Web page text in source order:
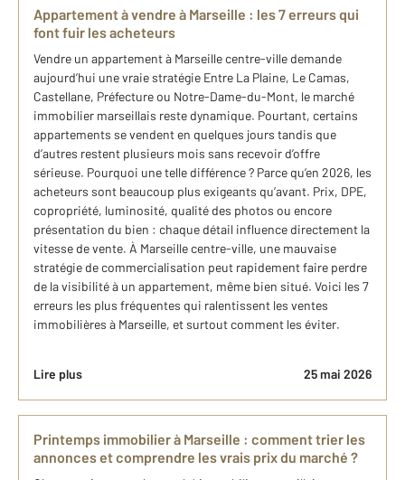
Appartement à vendre à Marseille : les 7 erreurs qui
font fuir les acheteurs
Vendre un appartement à Marseille centre-ville demande
aujourd’hui une vraie stratégie Entre La Plaine, Le Camas,
Castellane, Préfecture ou Notre-Dame-du-Mont, le marché
immobilier marseillais reste dynamique. Pourtant, certains
appartements se vendent en quelques jours tandis que
d’autres restent plusieurs mois sans recevoir d’offre
sérieuse. Pourquoi une telle différence ? Parce qu’en 2026, les
acheteurs sont beaucoup plus exigeants qu’avant. Prix, DPE,
copropriété, luminosité, qualité des photos ou encore
présentation du bien : chaque détail influence directement la
vitesse de vente. À Marseille centre-ville, une mauvaise
stratégie de commercialisation peut rapidement faire perdre
de la visibilité à un appartement, même bien situé. Voici les 7
erreurs les plus fréquentes qui ralentissent les ventes
immobilières à Marseille, et surtout comment les éviter.
Lire plus 25 mai 2026
Printemps immobilier à Marseille : comment trier les
annonces et comprendre les vrais prix du marché ?